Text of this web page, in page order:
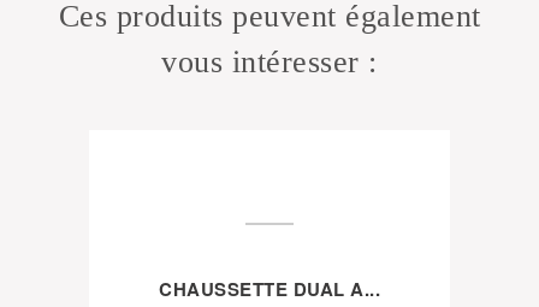
Ces produits peuvent également
vous intéresser :
CHAUSSETTE DUAL A...